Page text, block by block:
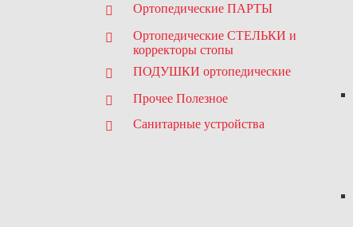
Ортопедические ПАРТЫ
Ортопедические СТЕЛЬКИ и
корректоры стопы
ПОДУШКИ ортопедические
Прочее Полезное
Санитарные устройства